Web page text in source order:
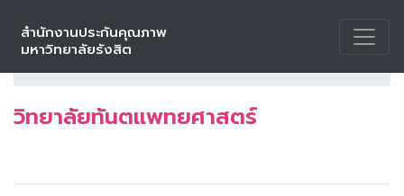
สำนักงานประกันคุณภาพ
มหาวิทยาลัยรังสิต
หน้าหลัก
คลังข้อมูลคณะวิชา
วิทยาลัยทันตแพทยศาสตร์